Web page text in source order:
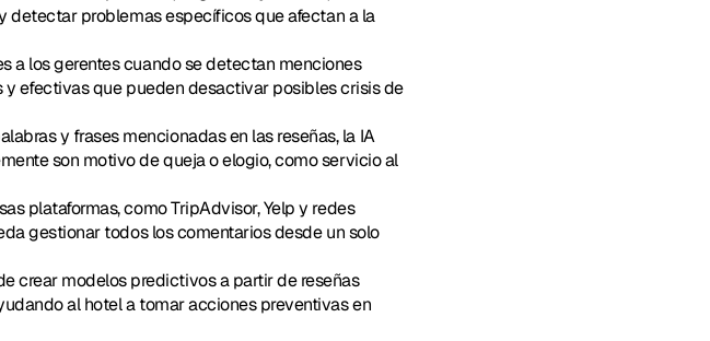
detectar problemas específicos que afectan a la
a los gerentes cuando se detectan menciones
efectivas que pueden desactivar posibles crisis de
y frases mencionadas en las reseñas, la IA
son motivo de queja o elogio, como servicio al
plataformas, como TripAdvisor, Yelp y redes
gestionar todos los comentarios desde un solo
crear modelos predictivos a partir de reseñas
al hotel a tomar acciones preventivas en